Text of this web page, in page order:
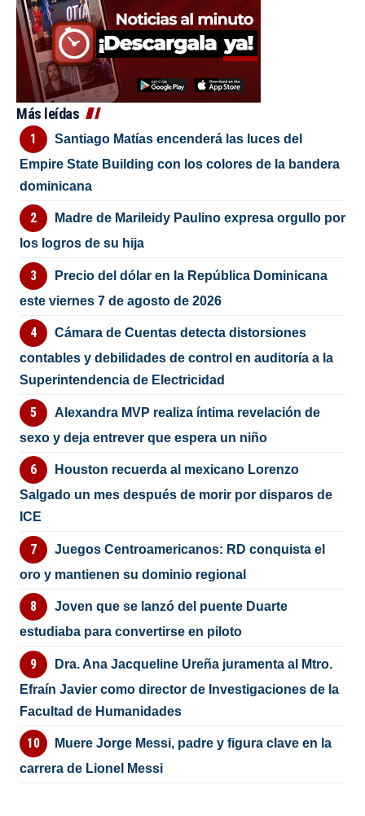
Más leídas
Santiago Matías encenderá las luces del
Empire State Building con los colores de la bandera
dominicana
Madre de Marileidy Paulino expresa orgullo por
los logros de su hija
Precio del dólar en la República Dominicana
este viernes 7 de agosto de 2026
Cámara de Cuentas detecta distorsiones
contables y debilidades de control en auditoría a la
Superintendencia de Electricidad
Alexandra MVP realiza íntima revelación de
sexo y deja entrever que espera un niño
Houston recuerda al mexicano Lorenzo
Salgado un mes después de morir por disparos de
ICE
Juegos Centroamericanos: RD conquista el
oro y mantienen su dominio regional
Joven que se lanzó del puente Duarte
estudiaba para convertirse en piloto
Dra. Ana Jacqueline Ureña juramenta al Mtro.
Efraín Javier como director de Investigaciones de la
Facultad de Humanidades
Muere Jorge Messi, padre y figura clave en la
carrera de Lionel Messi